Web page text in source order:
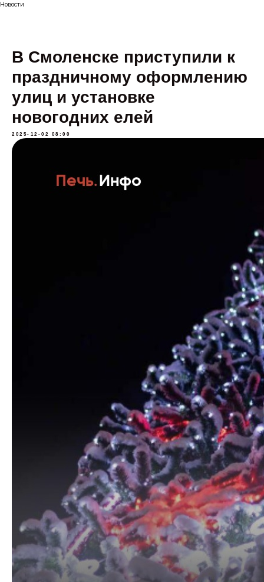
Новости
В Смоленске приступили к
праздничному оформлению
улиц и установке
новогодних елей
2025-12-02 08:00